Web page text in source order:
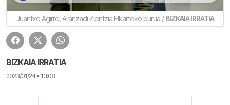
Juantxo Agirre, Aranzadi Zientzia Elkarteko burua /BIZKAIA IRRATIA
BIZKAIA IRRATIA
2023/01/24 • 13:08